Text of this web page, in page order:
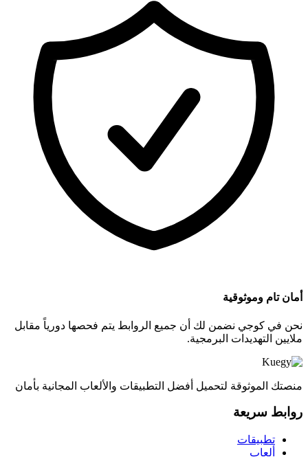
أمان تام وموثوقية
نحن في كوجي نضمن لك أن جميع الروابط يتم فحصها دورياً مقابل
ملايين التهديدات البرمجية.
منصتك الموثوقة لتحميل أفضل التطبيقات والألعاب المجانية بأمان
روابط سريعة
تطبيقات
ألعاب